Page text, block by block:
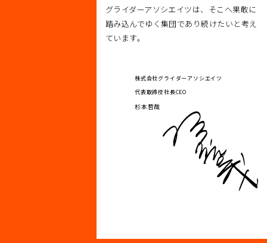
グライダーアソシエイツは、そこへ果敢に
踏み込んでゆく集団であり続けたいと考え
ています。
株式会社グライダーアソシエイツ
代表取締役社長CEO
杉本哲哉